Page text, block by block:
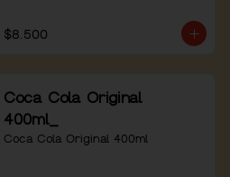
$8.500
Coca Cola Original
400ml_
Coca Cola Original 400ml